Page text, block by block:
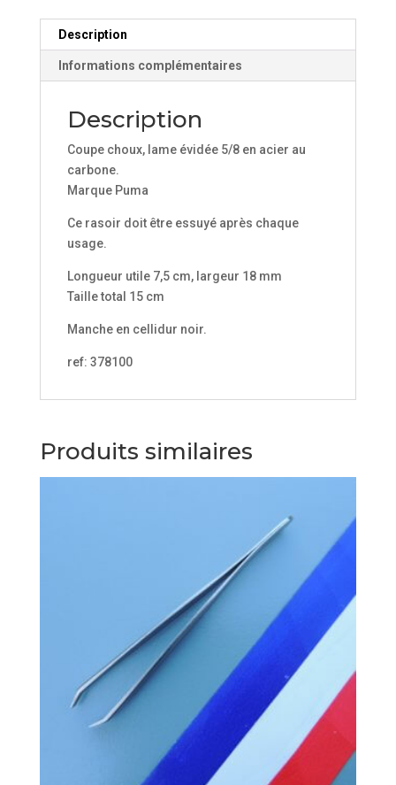
noirDescription
Informations complémentaires
Description
Coupe choux, lame évidée 5/8 en acier au
carbone.
Marque Puma
Ce rasoir doit être essuyé après chaque
usage.
Longueur utile 7,5 cm, largeur 18 mm
Taille total 15 cm
Manche en cellidur noir.
ref: 378100
Produits similaires